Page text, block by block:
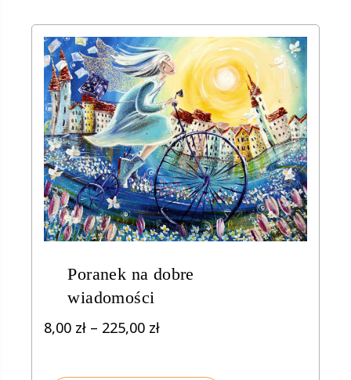
Poranek na dobre
wiadomości
8,00 zł – 225,00 złZakres